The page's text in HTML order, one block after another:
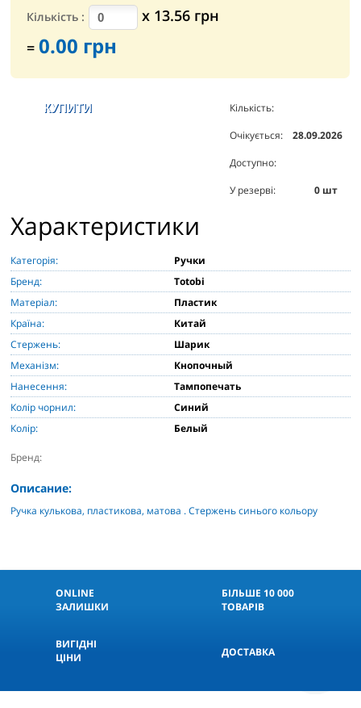
Кількість : х 13.56 грн
=0.00 грн
Кількість:
Очікується:
28.09.2026
Доступно:
У резерві:
0шт
Характеристики
Категорія:
Ручки
Бренд:
Totobi
Матеріал:
Пластик
Країна:
Китай
Стержень:
Шарик
Механізм:
Кнопочный
Нанесення:
Тампопечать
Колір чорнил:
Синий
Колір:
Белый
Бренд:
Описание:
Ручка кулькова, пластикова, матова . Стержень синього кольору
ONLINE
ЗАЛИШКИ
БІЛЬШЕ 10 000
ТОВАРІВ
ВИГІДНІ
ЦІНИ
ДОСТАВКА